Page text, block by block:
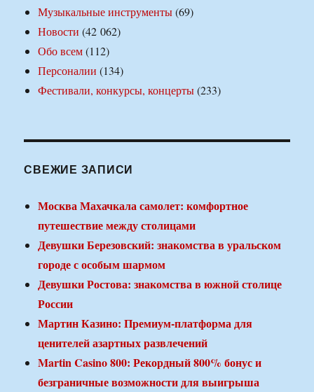
Музыкальные инструменты(69)
Новости (42 062)
Обо всем(112)
Персоналии (134)
Фестивали, конкурсы, концерты(233)
СВЕЖИЕ ЗАПИСИ
Москва Махачкала самолет: комфортное
путешествие между столицами
Девушки Березовский: знакомства в уральском
городе с особым шармом
Девушки Ростова: знакомства в южной столице
России
Мартин Казино: Премиум-платформа для
ценителей азартных развлечений
Martin Casino 800: Рекордный 800% бонус и
безграничные возможности для выигрыша